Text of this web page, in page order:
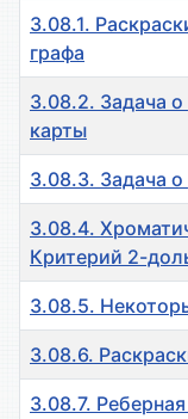
3.08.1.
графа
3.08.2. Задача о
карты
3.08.3. Задача
3.08.4.
Критерий 2-
3.08.5.
3.08.6.
3.08.7.